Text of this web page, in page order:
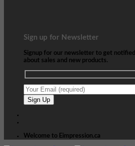
Sign up for Newsletter
Signup for our newsletter to get notified
about sales and new products.
Welcome to Eimpression.ca